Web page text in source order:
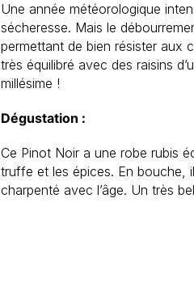
Une année météorologique
sécheresse. Mais le
permettant de bien résister aux
très équilibré avec des raisins
millésime !
Dégustation :
Ce Pinot Noir a une robe rubis
truffe et les épices. En bouche,
charpenté avec l’âge. Un très